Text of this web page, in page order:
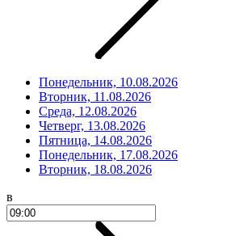
Понедельник, 10.08.2026
Вторник, 11.08.2026
Среда, 12.08.2026
Четверг, 13.08.2026
Пятница, 14.08.2026
Понедельник, 17.08.2026
Вторник, 18.08.2026
в